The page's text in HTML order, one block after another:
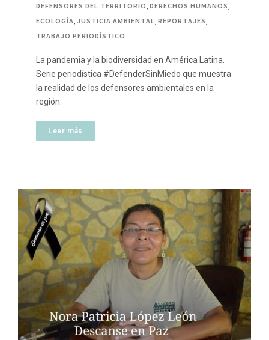
DEFENSORES DEL TERRITORIO DERECHOS HUMANOS
ECOLOGÍA JUSTICIA AMBIENTAL REPORTAJES
TRABAJO PERIODÍSTICO
La pandemia y la biodiversidad en América Latina.
Serie periodística #DefenderSinMiedo que muestra
la realidad de los defensores ambientales en la
región.
Leer más